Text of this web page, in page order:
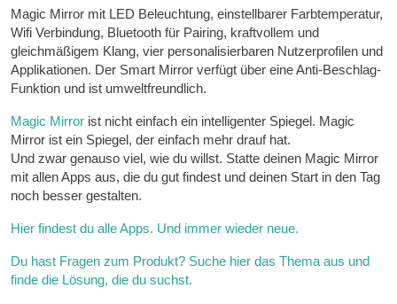
Magic Mirror mit LED Beleuchtung, einstellbarer Farbtemperatur,
Wifi Verbindung, Bluetooth für Pairing, kraftvollem und
gleichmäßigem Klang, vier personalisierbaren Nutzerprofilen und
Applikationen. Der Smart Mirror verfügt über eine Anti-Beschlag-
Funktion und ist umweltfreundlich.
Magic Mirror ist nicht einfach ein intelligenter Spiegel. Magic
Mirror ist ein Spiegel, der einfach mehr drauf hat.
Und zwar genauso viel, wie du willst. Statte deinen Magic Mirror
mit allen Apps aus, die du gut findest und deinen Start in den Tag
noch besser gestalten.
Hier findest du alle Apps. Und immer wieder neue.
Du hast Fragen zum Produkt? Suche hier das Thema aus und
finde die Lösung, die du suchst.